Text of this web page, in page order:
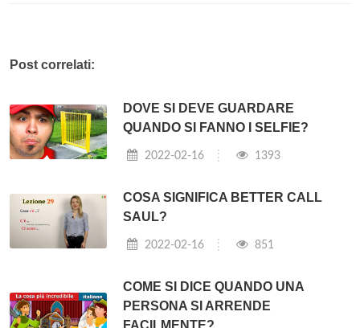
Post correlati:
DOVE SI DEVE GUARDARE
QUANDO SI FANNO I SELFIE?
2022-02-16 1393
COSA SIGNIFICA BETTER CALL
SAUL?
2022-02-16 851
COME SI DICE QUANDO UNA
PERSONA SI ARRENDE